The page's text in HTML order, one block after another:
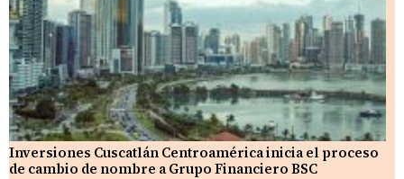
Inversiones Cuscatlán Centroamérica inicia el proceso
de cambio de nombre a Grupo Financiero BSC